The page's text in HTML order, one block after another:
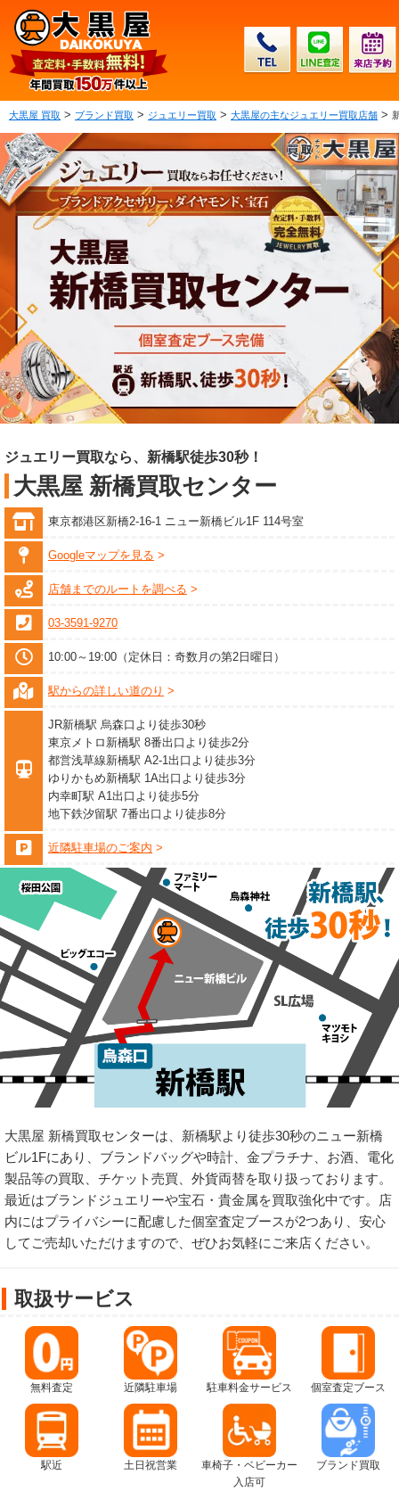
大黒屋 買取 > ブランド買取 > ジュエリー買取 > 大黒屋の主なジュエリー買取店舗 >
ジュエリー買取なら、新橋駅徒歩30秒！
大黒屋 新橋買取センター
東京都港区新橋2-16-1 ニュー新橋ビル1F 114号室
Googleマップを見る
店舗までのルートを調べる
03-3591-9270
10:00～19:00（定休日：奇数月の第2日曜日）
駅からの詳しい道のり
JR新橋駅 烏森口より徒歩30秒
東京メトロ新橋駅 8番出口より徒歩2分
都営浅草線新橋駅 A2-1出口より徒歩3分
ゆりかもめ新橋駅 1A出口より徒歩3分
内幸町駅 A1出口より徒歩5分
地下鉄汐留駅 7番出口より徒歩8分
近隣駐車場のご案内
大黒屋 新橋買取センターは、新橋駅より徒歩30秒のニュー新橋
ビル1Fにあり、ブランドバッグや時計、金プラチナ、お酒、電化
製品等の買取、チケット売買、外貨両替を取り扱っております。
最近はブランドジュエリーや宝石・貴金属を買取強化中です。店
内にはプライバシーに配慮した個室査定ブースが2つあり、安心
してご売却いただけますので、ぜひお気軽にご来店ください。
取扱サービス
無料査定 近隣駐車場 駐車料金サービス 個室査定ブース
駅近 土日祝営業
車椅子・ベビーカー
入店可
ブランド買取